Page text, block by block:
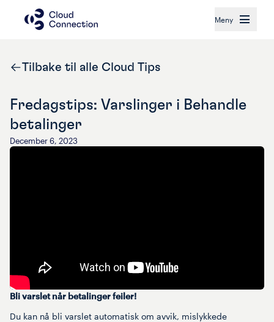
Meny
Tilbake til alle Cloud Tips
Fredagstips: Varslinger i Behandle
betalinger
December 6, 2023
Bli varslet når betalinger feiler!
Du kan nå bli varslet automatisk om avvik, mislykkede